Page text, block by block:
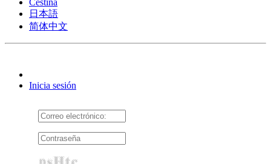
Čeština
日本語
简体中文
Inicia sesión